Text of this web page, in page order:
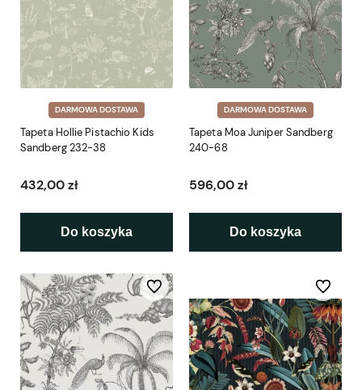
DARMOWA DOSTAWA
Tapeta Hollie Pistachio Kids
Sandberg 232-38
432,00 zł
Do koszyka
DARMOWA DOSTAWA
Tapeta Moa Juniper Sandberg
240-68
596,00 zł
Do koszyka
Do ulubionych Do